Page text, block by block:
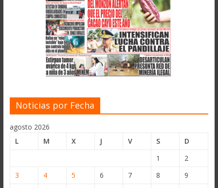
Noticias por Fecha
agosto 2026
L
M X J V S
D
1
2
3
4 5 6 7 8
9